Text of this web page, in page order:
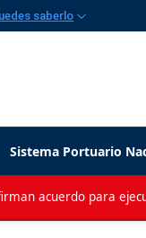
saberlo
Sistema Portuario
acuerdo para